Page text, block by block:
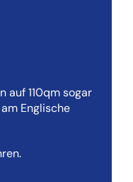
auf 110qm sogar
Englische